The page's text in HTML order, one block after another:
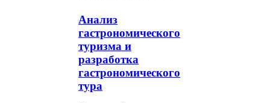
Анализ
гастрономического
туризма и
разработка
гастрономического
тура